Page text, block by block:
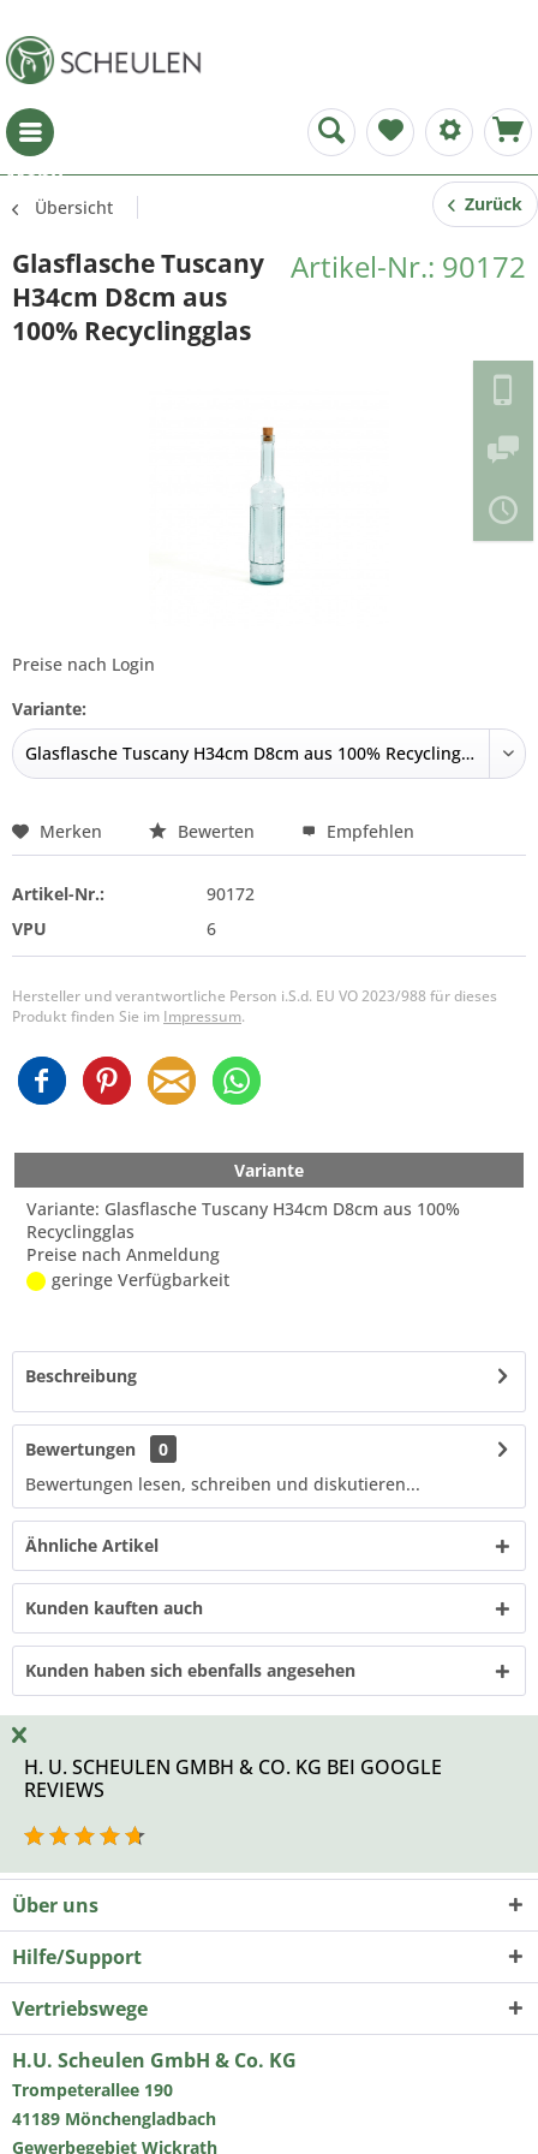
Menü
Übersicht Zurück
Artikel-Nr.: 90172
Glasflasche Tuscany
H34cm D8cm aus
100% Recyclingglas
Preise nach Login
Variante:
Merken Bewerten Empfehlen
Artikel-Nr.:
90172
VPU
6
Hersteller und verantwortliche Person i.S.d. EU VO 2023/988 für dieses
Produkt finden Sie im Impressum.
Variante
Variante: Glasflasche Tuscany H34cm D8cm aus 100%
Recyclingglas
Preise nach Anmeldung
geringe Verfügbarkeit
Beschreibung
Bewertungen
0
Bewertungen lesen, schreiben und diskutieren...
Ähnliche Artikel
Kunden kauften auch
Kunden haben sich ebenfalls angesehen
H. U. SCHEULEN GMBH & CO. KG BEI GOOGLE
REVIEWS
Über uns
Hilfe/Support
Vertriebswege
H.U. Scheulen GmbH & Co. KG
Trompeterallee 190
41189 Mönchengladbach
Gewerbegebiet Wickrath